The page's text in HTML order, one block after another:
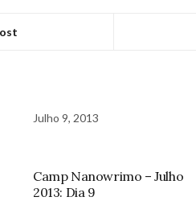
Julho 9, 2013
Camp Nanowrimo – Julho
2013: Dia 9